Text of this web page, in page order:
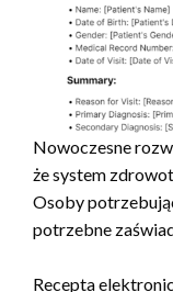
Nowoczesne
że system
Osoby
potrzebne
Recepta